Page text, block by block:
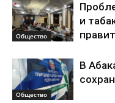
Общество
и
Общество
В